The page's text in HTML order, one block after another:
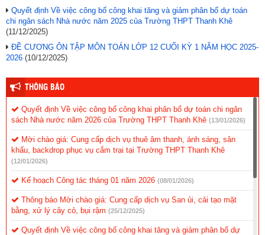
Quyết định Về việc công bố công khai tăng và giảm phân bổ dự toán
chi ngân sách Nhà nước năm 2025 của Trường THPT Thanh Khê
(11/12/2025)
ĐỀ CƯƠNG ÔN TẬP MÔN TOÁN LỚP 12 CUỐI KỲ 1 NĂM HỌC 2025-
2026 (10/12/2025)
THÔNG BÁO
Quyết định Về việc công bố công khai phân bổ dự toán chi ngân
sách Nhà nước năm 2026 của Trường THPT Thanh Khê (13/01/2026)
Mời chào giá: Cung cấp dịch vụ thuê âm thanh, ánh sáng, sân
khấu, backdrop phục vụ cắm trại tại Trường THPT Thanh Khê
(12/01/2026)
Kế hoạch Công tác tháng 01 năm 2026 (08/01/2026)
Thông báo Mời chào giá: Cung cấp dịch vụ San ủi, cải tạo mặt
bằng, xử lý cây cỏ, bụi rậm (25/12/2025)
Quyết định Về việc công bố công khai tăng và giảm phân bổ dự